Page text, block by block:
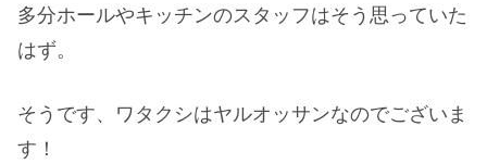
多分ホールやキッチンのスタッフはそう思っていた
はず。
そうです、ワタクシはヤルオッサンなのでございま
す！